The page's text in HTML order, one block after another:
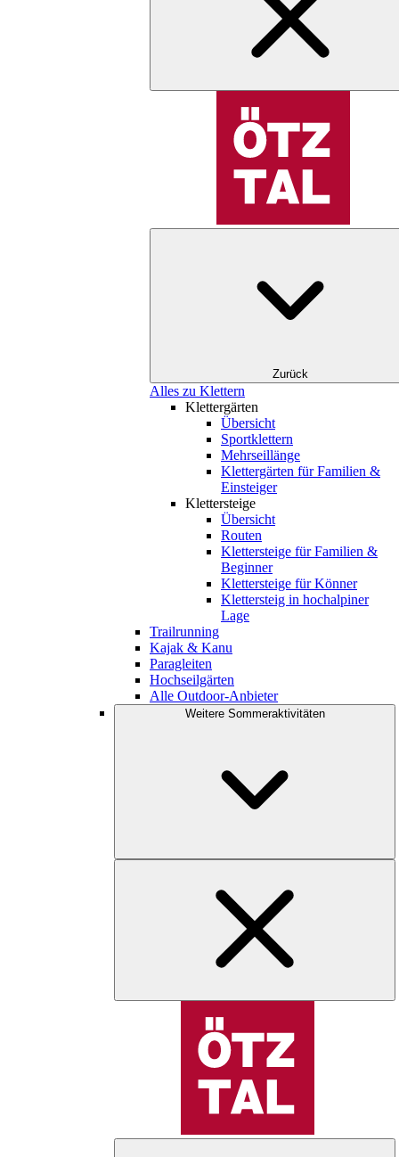
Zurück
Alles zu Klettern
Klettergärten
Übersicht
Sportklettern
Mehrseillänge
Klettergärten für Familien &
Einsteiger
Klettersteige
Übersicht
Routen
Klettersteige für Familien &
Beginner
Klettersteige für Könner
Klettersteig in hochalpiner
Lage
Trailrunning
Kajak & Kanu
Paragleiten
Hochseilgärten
Alle Outdoor-Anbieter
Weitere Sommeraktivitäten